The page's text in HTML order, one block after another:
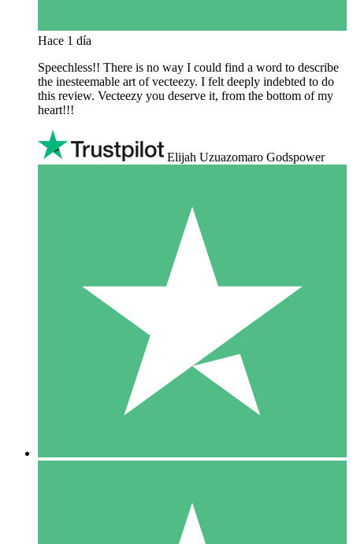
Hace 1 día
Speechless!! There is no way I could find a word to describe
the inesteemable art of vecteezy. I felt deeply indebted to do
this review. Vecteezy you deserve it, from the bottom of my
heart!!!
Elijah Uzuazomaro Godspower